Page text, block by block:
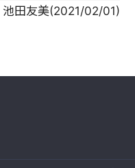
池田友美(2021/02/01)